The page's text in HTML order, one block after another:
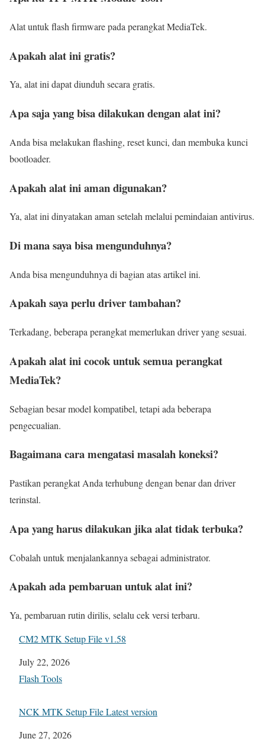
Alat untuk flash firmware pada perangkat MediaTek.
Apakah alat ini gratis?
Ya, alat ini dapat diunduh secara gratis.
Apa saja yang bisa dilakukan dengan alat ini?
Anda bisa melakukan flashing, reset kunci, dan membuka kunci
bootloader.
Apakah alat ini aman digunakan?
Ya, alat ini dinyatakan aman setelah melalui pemindaian antivirus.
Di mana saya bisa mengunduhnya?
Anda bisa mengunduhnya di bagian atas artikel ini.
Apakah saya perlu driver tambahan?
Terkadang, beberapa perangkat memerlukan driver yang sesuai.
Apakah alat ini cocok untuk semua perangkat
MediaTek?
Sebagian besar model kompatibel, tetapi ada beberapa
pengecualian.
Bagaimana cara mengatasi masalah koneksi?
Pastikan perangkat Anda terhubung dengan benar dan driver
terinstal.
Apa yang harus dilakukan jika alat tidak terbuka?
Cobalah untuk menjalankannya sebagai administrator.
Apakah ada pembaruan untuk alat ini?
Ya, pembaruan rutin dirilis, selalu cek versi terbaru.
CM2 MTK Setup File v1.58
Date
July 22, 2026
In relation to
Flash Tools
NCK MTK Setup File Latest version
Date
June 27, 2026